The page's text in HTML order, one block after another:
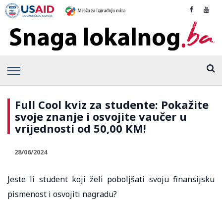
Full Cool kviz za studente: Pokažite
svoje znanje i osvojite vaučer u
vrijednosti od 50,00 KM!
28/06/2024
Jeste li student koji želi poboljšati svoju finansijsku
pismenost i osvojiti nagradu?